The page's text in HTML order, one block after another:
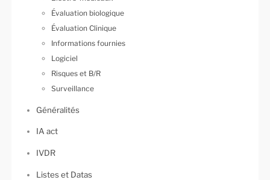
Évaluation biologique
Évaluation Clinique
Informations fournies
Logiciel
Risques et B/R
Surveillance
Généralités
IA act
IVDR
Listes et Datas